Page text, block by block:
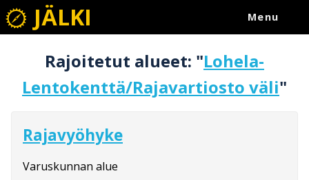
JÄLKI Menu
Rajoitetut alueet: "Lohela-
Lentokenttä/Rajavartiosto väli"
Rajavyöhyke
Varuskunnan alue